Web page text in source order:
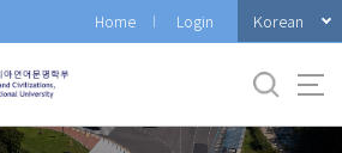
Home Login Korean